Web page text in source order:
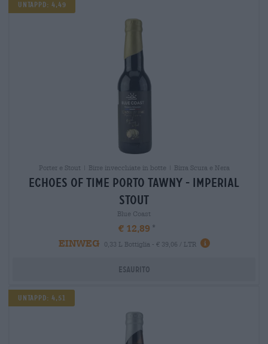
Untappd: 4,49
Porter e Stout | Birre invecchiate in botte | Birra Scura e Nera
echoes of time porto tawny - imperial
stout
Blue Coast
€ 12,89
EINWEG
0,33 L Bottiglia - € 39,06 / LTR
Esaurito
Untappd: 4,51